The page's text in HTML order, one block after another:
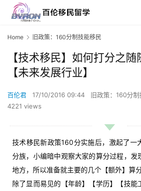
Home 旧政策：160分制技能移民
【技术移民】如何打分之
【未来发展行业】
百伦君 17/10/2016 09:44 旧政策：160分
4221 views
技术移民新政策160分实施后，激起了一
分族，小编暗中观察大家的算分过程，发
地方，所以准备就主要的几个【额外】算
除了显而易见的【年龄】【学历】【技能